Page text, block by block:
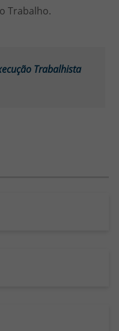
Trabalho.
Trabalhista